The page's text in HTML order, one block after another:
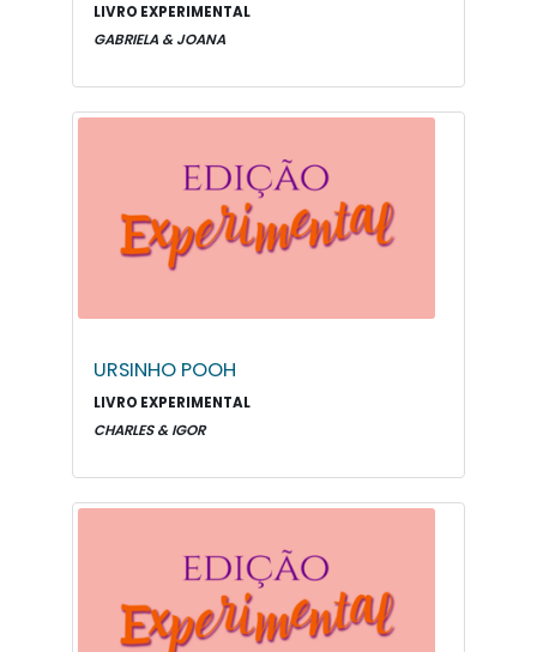
LIVRO EXPERIMENTAL
GABRIELA & JOANA
URSINHO POOH
LIVRO EXPERIMENTAL
CHARLES & IGOR